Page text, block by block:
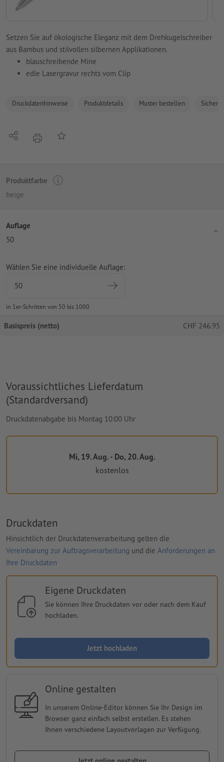
Setzen Sie auf ökologische Eleganz mit dem Drehkugelschreiber
aus Bambus und stilvollen silbernen Applikationen.
blauschreibende Mine
edle Lasergravur rechts vom Clip
Druckdatenhinweise Produktdetails Muster bestellen
Teilen DruckenAuf die Merkliste
Produktfarbe
beige
Auflage
50
Wählen Sie eine individuelle Auflage:
in 1er-Schritten von 50 bis 1000
Basispreis (netto) CHF 246.95
Voraussichtliches Lieferdatum
(Standardversand)
Druckdatenabgabe bis Montag 10:00 Uhr
Mi, 19. Aug. - Do, 20. Aug.
kostenlos
Druckdaten
Hinsichtlich der Druckdatenverarbeitung gelten die
Vereinbarung zur Auftragsverarbeitung und die Anforderungen an
Ihre Druckdaten
Eigene Druckdaten
Sie können Ihre Druckdaten vor oder nach dem Kauf
hochladen.
Jetzt hochladen
Online gestalten
In unserem Online-Editor können Sie Ihr Design im
Browser ganz einfach selbst erstellen. Es stehen
Ihnen verschiedene Layoutvorlagen zur Verfügung.